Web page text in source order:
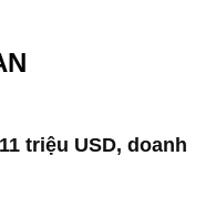
triệu USD, doanh